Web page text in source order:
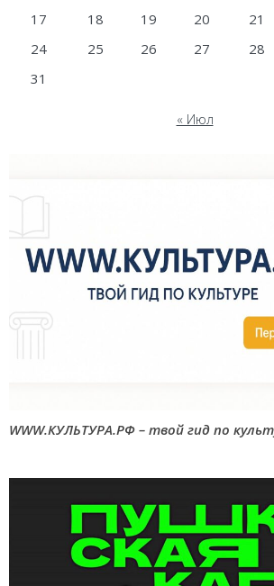
17
18 19 20 21
24
25 26 27 28
31
« Июл
WWW.КУЛЬТУРА.РФ – твой гид по